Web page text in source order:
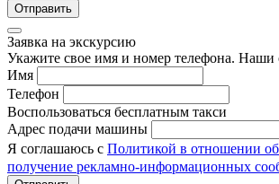
Отправить
Заявка на экскурсию
Укажите свое имя и номер телефона. Наши
Имя
Телефон
Воспользоваться бесплатным такси
Адрес подачи машины
Я соглашаюсь с Политикой в отношении
получение рекламно-информационных